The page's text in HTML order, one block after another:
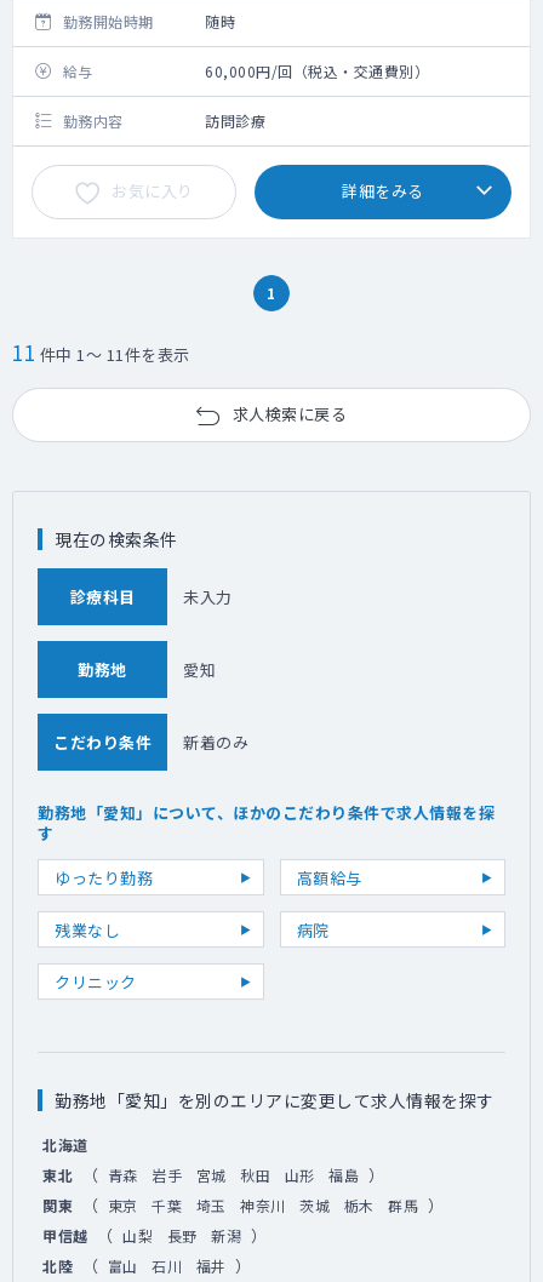
勤務開始時期 随時
給与 60,000円/回（税込・交通費別）
勤務内容 訪問診療
お気に入り 詳細をみる
1
11 件中 1～ 11件を表示
求人検索に戻る
現在の検索条件
診療科目 未入力
勤務地 愛知
こだわり条件 新着のみ
勤務地「愛知」について、ほかのこだわり条件で求人情報を探
す
ゆったり勤務
高額給与
残業なし 病院
クリニック
勤務地「愛知」を別のエリアに変更して求人情報を探す
北海道
東北
（ 青森 岩手 宮城 秋田 山形 福島 ）
関東 （ 東京 千葉 埼玉 神奈川 茨城 栃木 群馬 ）
甲信越 （ 山梨 長野 新潟 ）
北陸 （ 富山 石川 福井 ）